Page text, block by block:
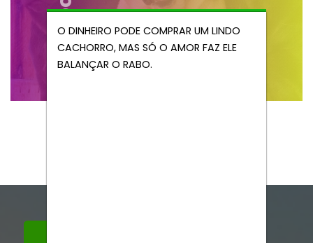
O DINHEIRO PODE COMPRAR UM LINDO
CACHORRO, MAS SÓ O AMOR FAZ ELE
BALANÇAR O RABO.